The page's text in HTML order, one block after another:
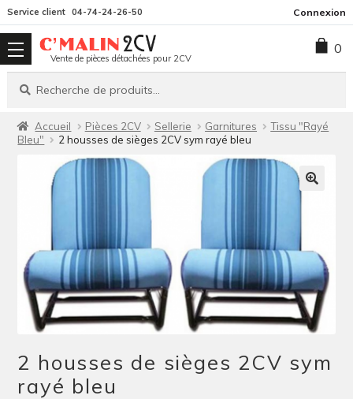
la
navigation
contenu
Service client 04-74-24-26-50 Connexion
Vente de pièces détachées pour 2CV
Recherche
Recherche
0
Accueil Pièces 2CV Sellerie Garnitures
Tissu "Rayé
Bleu"
2 housses de sièges 2CV sym rayé bleu
2 housses de sièges 2CV sym
rayé bleu